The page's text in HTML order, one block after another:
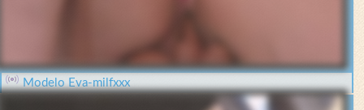
Modelo Eva-milfxxx